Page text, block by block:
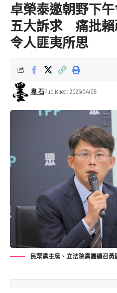
卓榮泰邀朝野下
五大訴求 痛批賴
令人匪夷所思
韋 石Published: 2025/04/08
民眾黨主席、立法院黨團總召黃